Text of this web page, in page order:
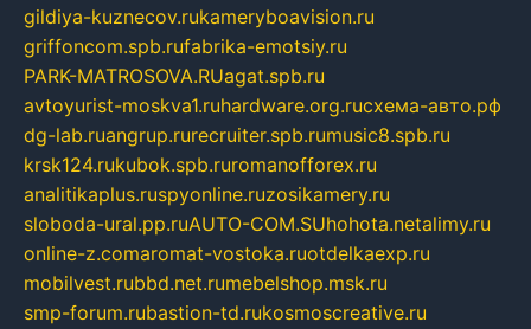
gildiya-kuznecov.rukameryboavision.ru
griffoncom.spb.rufabrika-emotsiy.ru
PARK-MATROSOVA.RUagat.spb.ru
avtoyurist-moskva1.ruhardware.org.ruсхема-авто.рф
dg-lab.ruangrup.rurecruiter.spb.rumusic8.spb.ru
krsk124.rukubok.spb.ruromanofforex.ru
analitikaplus.ruspyonline.ruzosikamery.ru
sloboda-ural.pp.ruAUTO-COM.SUhohota.netalimy.ru
online-z.comaromat-vostoka.ruotdelkaexp.ru
mobilvest.rubbd.net.rumebelshop.msk.ru
smp-forum.rubastion-td.rukosmoscreative.ru